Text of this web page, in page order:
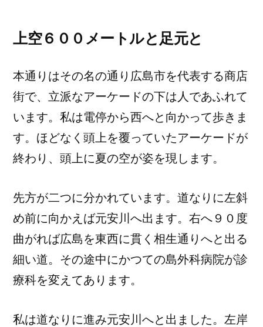
上空６００メートルと足元と
本通りはその名の通り広島市を代表する商店
街で、立派なアーケードの下は人であふれて
います。私は電停から西へと向かって歩きま
す。ほどなく頭上を覆っていたアーケードが
終わり、頭上に夏の空が姿を現します。
先方が二つに分かれています。道なりに左斜
め前に向かえば元安川へ出ます。右へ９０度
曲がれば広島を東西に貫く相生通りへと出る
細い道。その途中にかつての島外科病院が診
療科を変えてあります。
私は道なりに進み元安川へと出ました。左岸